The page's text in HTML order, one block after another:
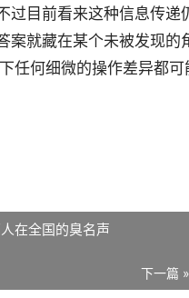
过目前看来这种信息传递
案就藏在某个未被发现的
任何细微的操作差异都可
在全国的臭名声
下一篇 »